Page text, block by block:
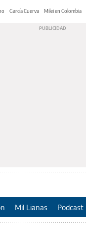
García Cuerva Milei en Colombia
Mil Lianas Podcast